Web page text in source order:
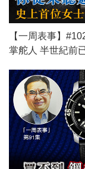
【一周表事】
掌舵人 半世紀前